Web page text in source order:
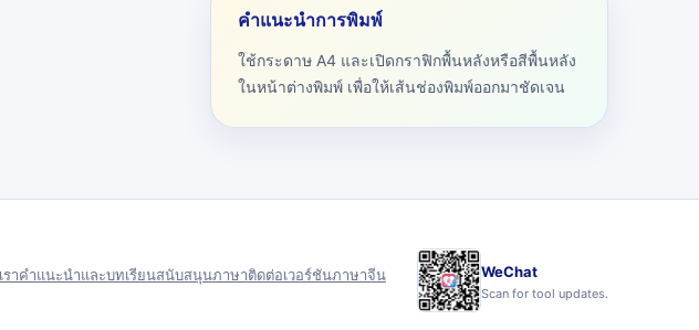
คำแนะนำการพิมพ์
ใช้กระดาษ A4 และเปิดกราฟิกพื้นหลังหรือสีพื้นหลัง
ในหน้าต่างพิมพ์ เพื่อให้เส้นช่องพิมพ์ออกมาชัดเจน
ราคำแนะนำและบทเรียนสนับสนุนภาษาติดต่อเวอร์ชันภาษาจีน WeChat
Scan for tool updates.